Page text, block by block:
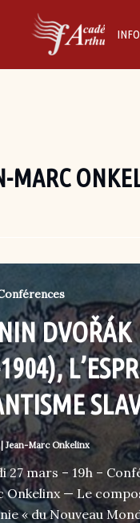
MARC
DVOŘÁK
| Jean-Marc Onkelinx
27 mars – 19h –
Onkelinx — Le
« du Nouveau